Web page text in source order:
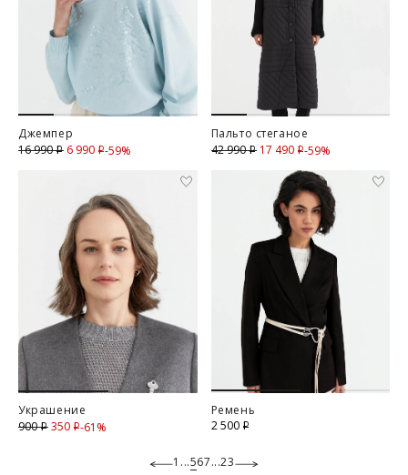
Джемпер
16 990i 6 990 iСкидка
-59%
Пальто стеганое
42 990i 17 490 iСкидка
-59%
Украшение
900i 350 iСкидка
-61%
Ремень
2 500 i
1 ...567...23